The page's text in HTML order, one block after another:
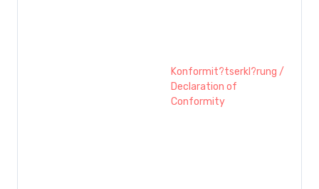
Konformit?tserkl?rung /
Declaration of
Conformity